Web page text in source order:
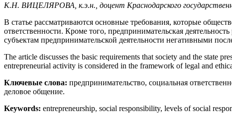
К.Н. ВИЦЕЛЯРОВА, к.э.н., доцент Краснодарского
В статье рассматриваются основные требования, которые
ответственности. Кроме того, предпринимательская
субъектам предпринимательской деятельности негативными
The article discusses the basic requirements that society and the state
entrepreneurial activity is considered in the framework of legal and
Ключевые слова: предпринимательство, социальная
деловое общение.
Keywords: entrepreneurship, social responsibility, levels of social